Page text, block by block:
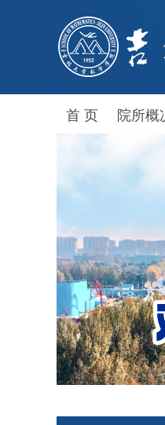
首 页 院所概